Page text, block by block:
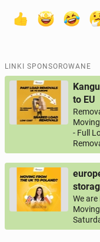
LINKI SPONSOROWANE
to EU
- Full
We